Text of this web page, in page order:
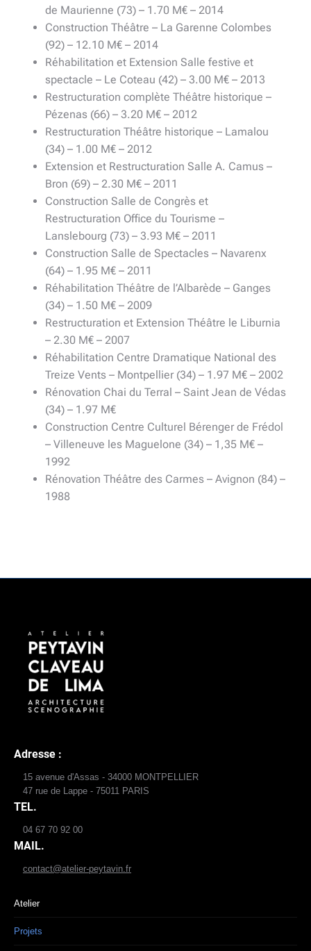
de Maurienne (73) – 1.70 M€ – 2014
Construction Théâtre – La Garenne Colombes
(92) – 12.10 M€ – 2014
Réhabilitation et Extension Salle festive et
spectacle – Le Coteau (42) – 3.00 M€ – 2013
Restructuration complète Théâtre historique –
Pézenas (66) – 3.20 M€ – 2012
Restructuration Théâtre historique – Lamalou
(34) – 1.00 M€ – 2012
Extension et Restructuration Salle A. Camus –
Bron (69) – 2.30 M€ – 2011
Construction Salle de Congrès et
Restructuration Office du Tourisme –
Lanslebourg (73) – 3.93 M€ – 2011
Construction Salle de Spectacles – Navarenx
(64) – 1.95 M€ – 2011
Réhabilitation Théâtre de l’Albarède – Ganges
(34) – 1.50 M€ – 2009
Restructuration et Extension Théâtre le Liburnia
– 2.30 M€ – 2007
Réhabilitation Centre Dramatique National des
Treize Vents – Montpellier (34) – 1.97 M€ – 2002
Rénovation Chai du Terral – Saint Jean de Védas
(34) – 1.97 M€
Construction Centre Culturel Bérenger de Frédol
– Villeneuve les Maguelone (34) – 1,35 M€ –
1992
Rénovation Théâtre des Carmes – Avignon (84) –
1988
Adresse :
15 avenue d'Assas - 34000 MONTPELLIER
47 rue de Lappe - 75011 PARIS
TEL.
04 67 70 92 00
MAIL.
contact@atelier-peytavin.fr
Atelier
Projets